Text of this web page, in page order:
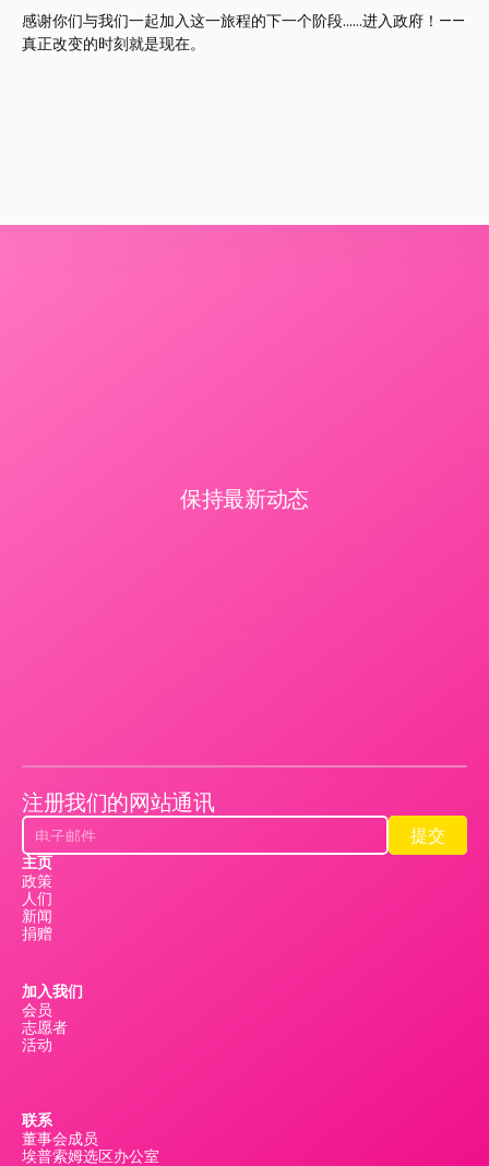
感谢你们与我们一起加入这一旅程的下一个阶段……进入政府！——
真正改变的时刻就是现在。
保持最新动态
注册我们的网站通讯
提交
提交
主页
政策
人们
新闻
捐赠
加入我们
会员
志愿者
活动
联系
董事会成员
埃普索姆选区办公室